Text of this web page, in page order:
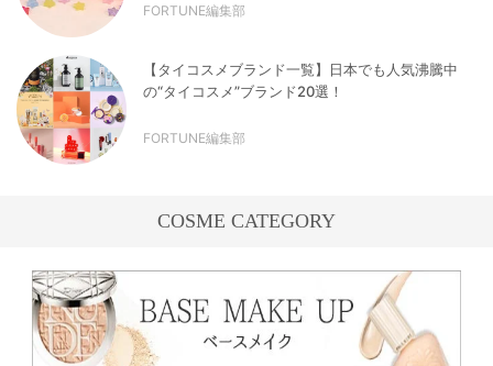
FORTUNE編集部
【タイコスメブランド一覧】日本でも人気沸騰中
の“タイコスメ”ブランド20選！
FORTUNE編集部
COSME CATEGORY